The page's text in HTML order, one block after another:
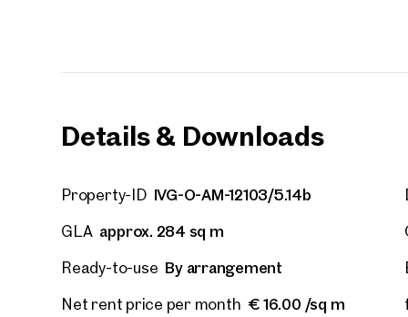
Details & Downloads
Property-ID IVG-O-AM-12103/5.14b
GLA approx. 284 sq m
Ready-to-use By arrangement
Net rent price per month € 16.00 /sq m
I
I